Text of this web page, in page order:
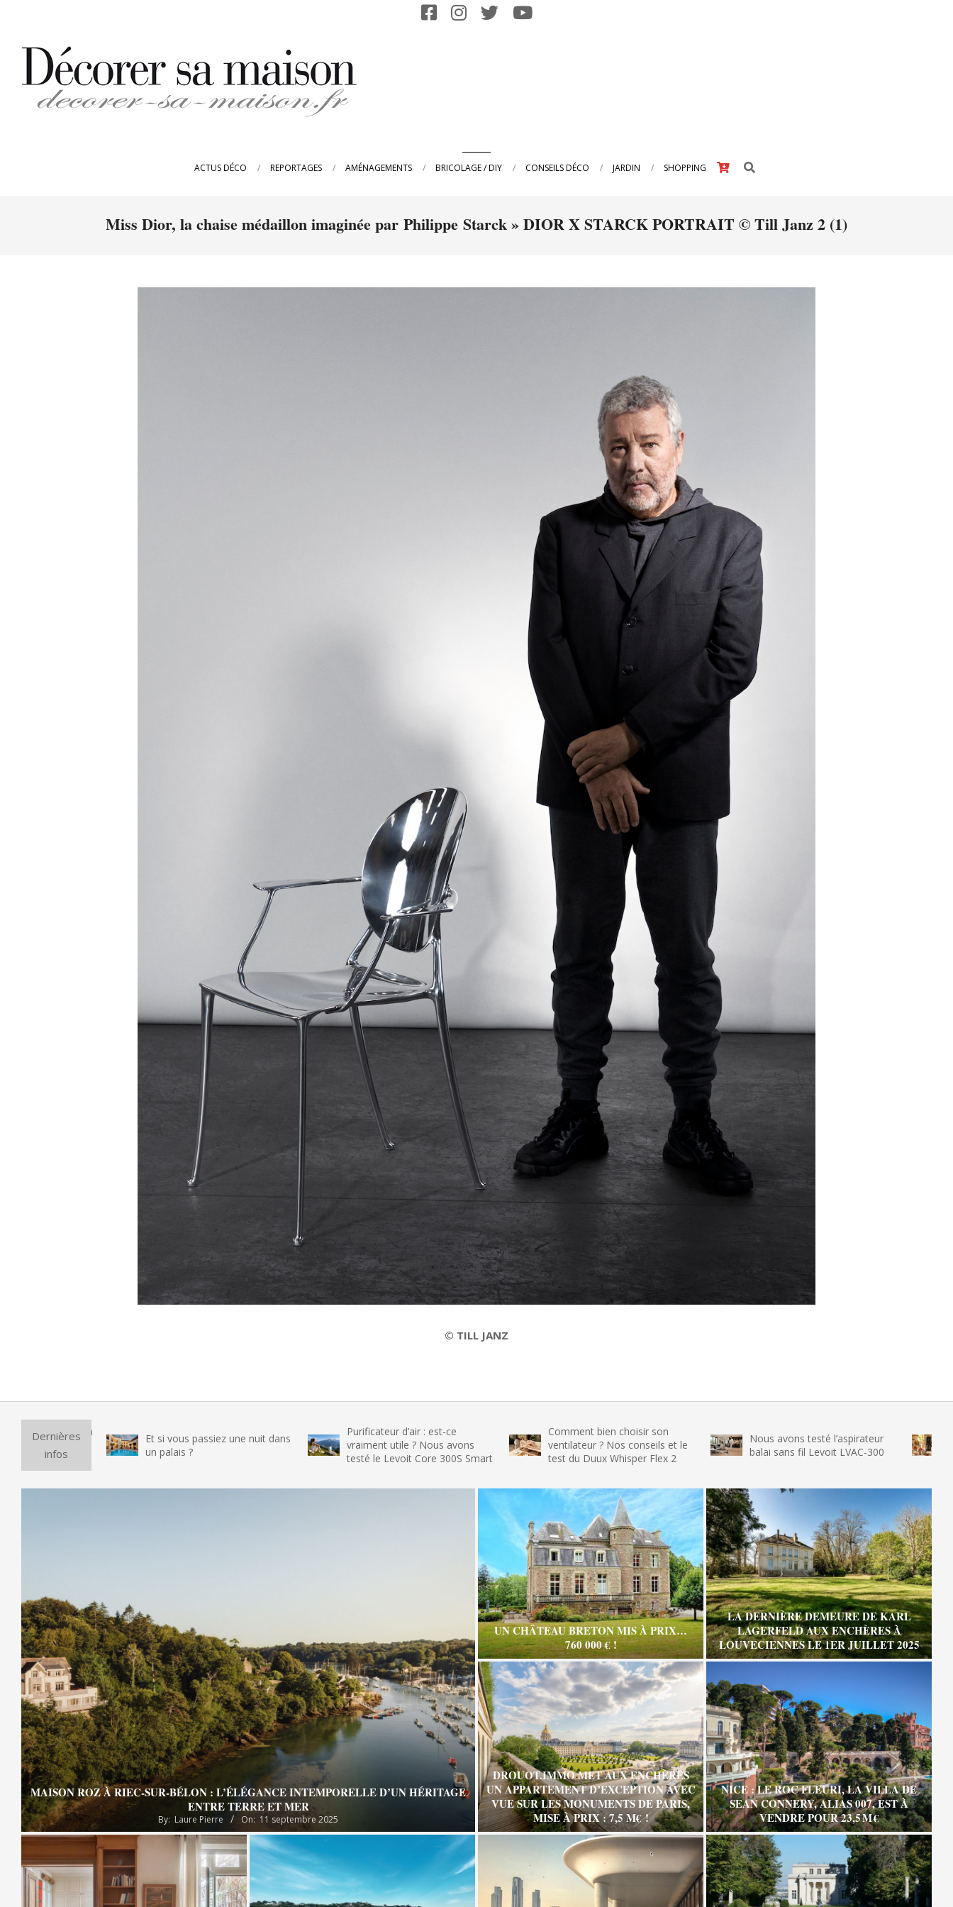
content
ACTUS DÉCO REPORTAGES AMÉNAGEMENTS BRICOLAGE / DIY CONSEILS DÉCO JARDIN SHOPPING Search
Miss Dior, la chaise médaillon imaginée par Philippe Starck »DIOR X STARCK PORTRAIT © Till Janz 2 (1)
© TILL JANZ
06-
Dernières
infos
Et si vous passiez une nuit dans
un palais ?
Purificateur d’air : est-ce
vraiment utile ? Nous avons
testé le Levoit Core 300S Smart
Comment bien choisir son
ventilateur ? Nos conseils et le
test du Duux Whisper Flex 2
Nous avons testé l’aspirateur
balai sans fil Levoit LVAC-300
Nous avons
glace
MAISON ROZ À RIEC-SUR-BÉLON : L’ÉLÉGANCE INTEMPORELLE D’UN HÉRITAGE
ENTRE TERRE ET MER
By: Laure Pierre On: 11 septembre 2025
UN CHÂTEAU BRETON MIS À PRIX…
760 000 € !
LA DERNIÈRE DEMEURE DE KARL
LAGERFELD AUX ENCHÈRES À
LOUVECIENNES LE 1ER JUILLET 2025
DROUOT.IMMO MET AUX ENCHÈRES
UN APPARTEMENT D’EXCEPTION AVEC
VUE SUR LES MONUMENTS DE PARIS,
MISE À PRIX : 7,5 M€ !
NICE : LE ROC FLEURI, LA VILLA DE
SEAN CONNERY, ALIAS 007, EST À
VENDRE POUR 23,5 M €